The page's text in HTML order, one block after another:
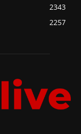
2343
2257